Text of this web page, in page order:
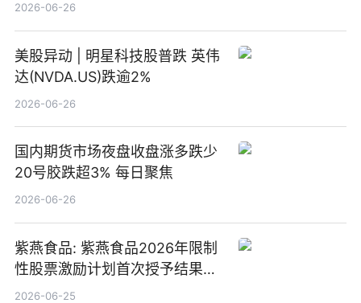
2026-06-26
美股异动 | 明星科技股普跌 英伟
达(NVDA.US)跌逾2%
2026-06-26
国内期货市场夜盘收盘涨多跌少
20号胶跌超3% 每日聚焦
2026-06-26
紫燕食品: 紫燕食品2026年限制
性股票激励计划首次授予结果公
告-微资讯
2026-06-25